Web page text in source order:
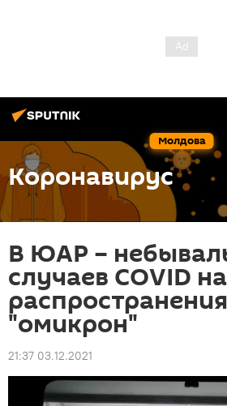
Молдова
Коронавирус
В ЮАР –
случаев COVID
"омикрон"
21:37 03.12.2021